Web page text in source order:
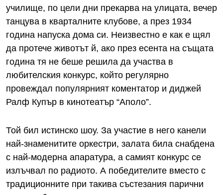
училище, по цели дни прекарва на улицата, вечер
танцува в кварталните клубове, а през 1934
година напуска дома си. Неизвестно е как е щял
да протече животът й, ако през есента на същата
година тя не беше решила да участва в
любителския конкурс, който регулярно
провеждал популярният коментатор и диджей
Ралф Купър в кинотеатър “Аполо”.
Той бил истинско шоу. За участие в него канели
най-знаменитите оркестри, залата била снабдена
с най-модерна апаратура, а самият конкурс се
излъчвал по радиото. А победителите вместо с
традиционните при такива състезания парични